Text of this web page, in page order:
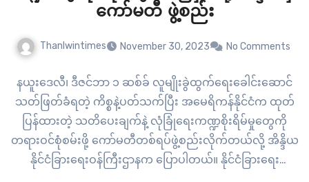
ကော်မတီ ဖွဲ့စည်း
Thanlwintimes November 30, 2023 No Comments
နယူးဒေလီ၊ ဒီဇင်ဘာ ၁ ဆစ်ခ် လူမျိုးခွဲထွက်ရေးခေါင်းဆောင်
သတ်ဖြတ်ခံရတဲ့ ကိစ္စနဲ့ပတ်သက်ပြီး အမေရိကန်နိုင်ငံက ထုတ်
ပြန်ထားတဲ့ သတိပေးချက်နဲ့ လုံခြုံရေးကဏ္ဍစိုးရိမ်မှုတွေကို
တရားဝင်စုံစမ်းဖို့ ကော်မတီတစ်ရပ်ဖွဲ့စည်းလိုက်တယ်လို့ အိန္ဒိယ
နိုင်ငံခြားရေးဝန်ကြီးဌာနက ပြောပါတယ်။ နိုင်ငံခြားရေး